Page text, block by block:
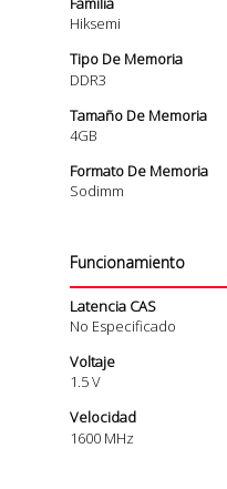
Hiksemi
Tipo De Memoria
DDR3
Tamaño De Memoria
4GB
Formato De Memoria
Sodimm
Funcionamiento
Latencia CAS
No Especificado
Voltaje
1.5 V
Velocidad
1600 MHz